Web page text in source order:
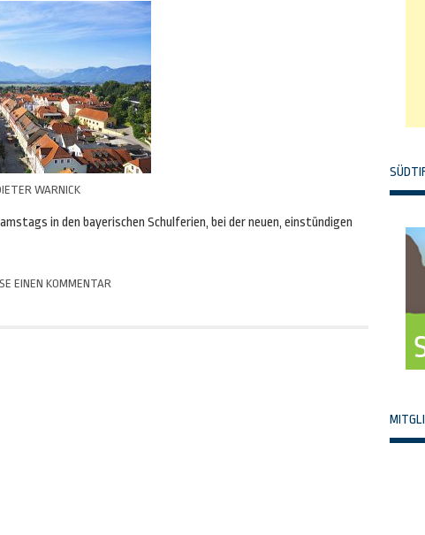
WARNICK
in den bayerischen Schulferien, bei der neuen, einstündigen
EINEN KOMMENTAR